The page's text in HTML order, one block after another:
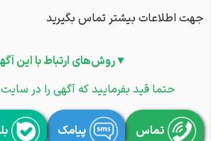
جهت اطلاعات بیشتر تماس بگیرید
▼روش‌های ارتباط با این
حتما قید بفرمایید که آگهی را در
تماس پیامک